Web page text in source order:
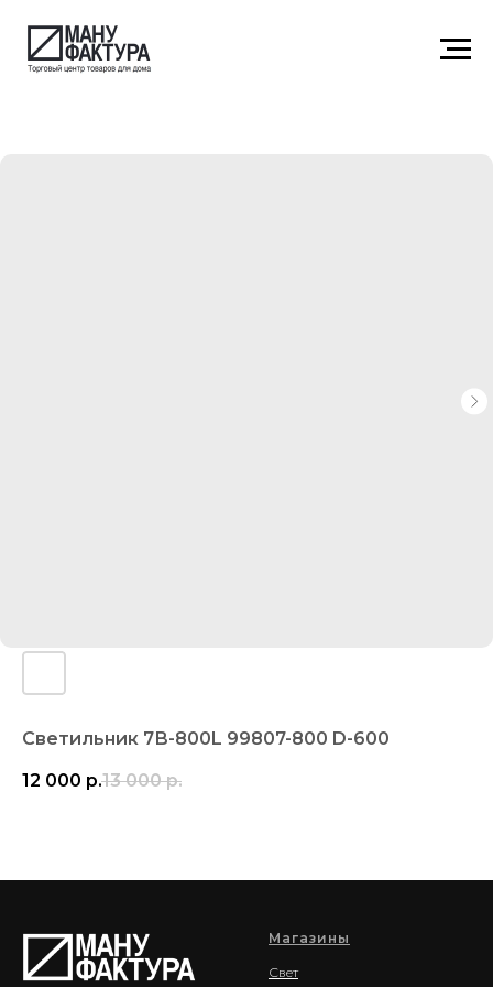
Светильник 7В-800L 99807-800 D-600
12 000 р.13 000 р.
Магазины
Свет